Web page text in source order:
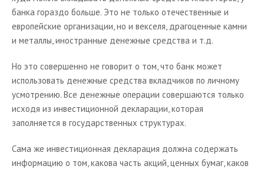
банка гораздо больше. Это не только отечественные и
европейские организации, но и векселя, драгоценные камни
и металлы, иностранные денежные средства и т.д.
Но это совершенно не говорит о том, что банк может
использовать денежные средства вкладчиков по личному
усмотрению. Все денежные операции совершаются только
исходя из инвестиционной декларации, которая
заполняется в государственных структурах.
Сама же инвестиционная декларация должна содержать
информацию о том, какова часть акций, ценных бумаг, каков